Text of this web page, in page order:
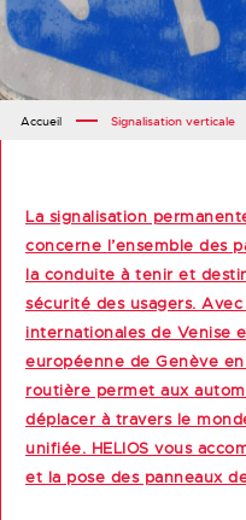
Accueil Signalisation verticale
La signalisation
concerne l’ensemble des
la conduite à tenir et
sécurité des usagers.
internationales de Venise
européenne de Genève en
routière permet aux
déplacer à travers le
unifiée. HELIOS vous
et la pose des panneaux